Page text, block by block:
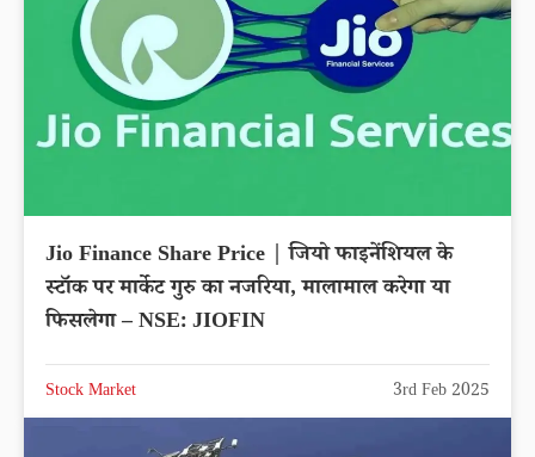
Jio Finance Share Price | जियो फाइनेंशियल के
स्टॉक पर मार्केट गुरु का नजरिया, मालामाल करेगा या
फिसलेगा – NSE: JIOFIN
Stock Market 3rd Feb 2025